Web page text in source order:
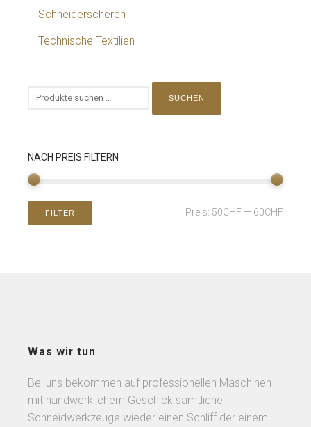
Schneiderscheren
Technische Textilien
SUCHEN
NACH PREIS FILTERN
FILTER Preis: 50CHF — 60CHF
Was wir tun
Bei uns bekommen auf professionellen Maschinen
mit handwerklichem Geschick sämtliche
Schneidwerkzeuge wieder einen Schliff der einem